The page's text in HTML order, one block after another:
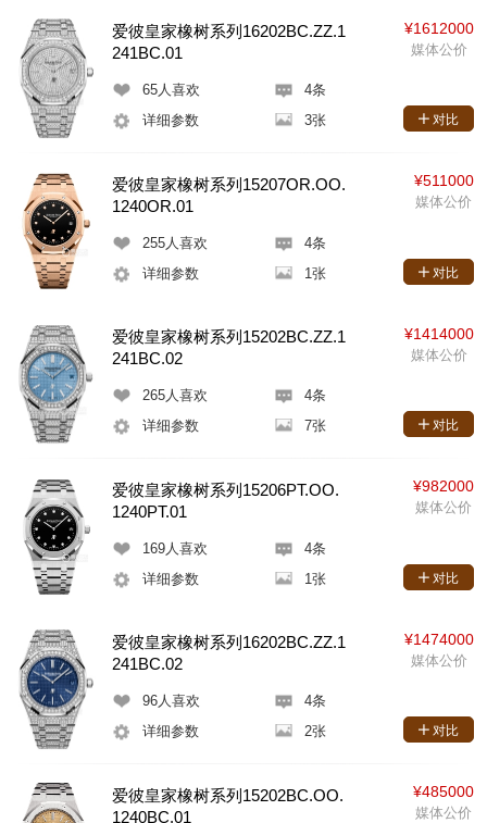
爱彼皇家橡树系列16202BC.ZZ.1
241BC.01
65人喜欢
4条
详细参数
3张
¥1612000
媒体公价
对比
爱彼皇家橡树系列15207OR.OO.
1240OR.01
255人喜欢
4条
详细参数
1张
¥511000
媒体公价
对比
爱彼皇家橡树系列15202BC.ZZ.1
241BC.02
265人喜欢
4条
详细参数
7张
¥1414000
媒体公价
对比
爱彼皇家橡树系列15206PT.OO.
1240PT.01
169人喜欢
4条
详细参数
1张
¥982000
媒体公价
对比
爱彼皇家橡树系列16202BC.ZZ.1
241BC.02
96人喜欢
4条
详细参数
2张
¥1474000
媒体公价
对比
爱彼皇家橡树系列15202BC.OO.
1240BC.01
¥485000
媒体公价